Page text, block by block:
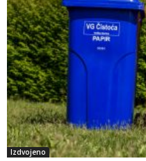
Izdvojeno